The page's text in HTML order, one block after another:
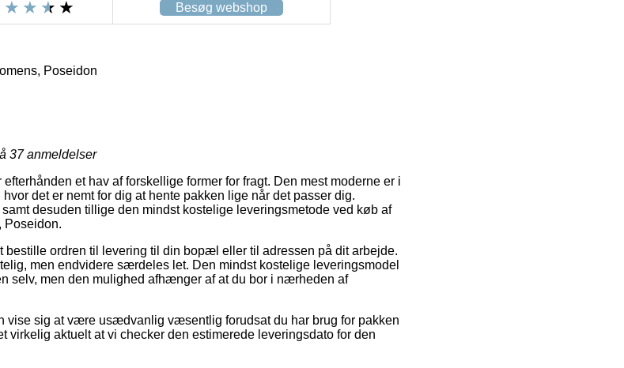
Besøg webshop
Poseidon
37anmeldelser
et hav af forskellige former for fragt. Den mest moderne er i
det er nemt for dig at hente pakken lige når det passer dig.
desuden tillige den mindst kostelige leveringsmetode ved køb af
Poseidon.
bestille ordren til levering til din bopæl eller til adressen på dit arbejde.
men endvidere særdeles let. Den mindst kostelige leveringsmodel
selv, men den mulighed afhænger af at du bor i nærheden af
vise sig at være usædvanlig væsentlig forudsat du har brug for pakken
virkelig aktuelt at vi checker den estimerede leveringsdato for den